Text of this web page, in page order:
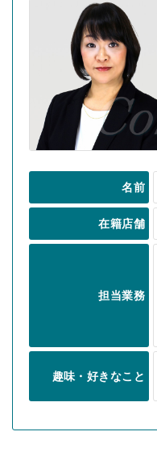
名前
在籍店舗
担当業務
趣味・好きなこと